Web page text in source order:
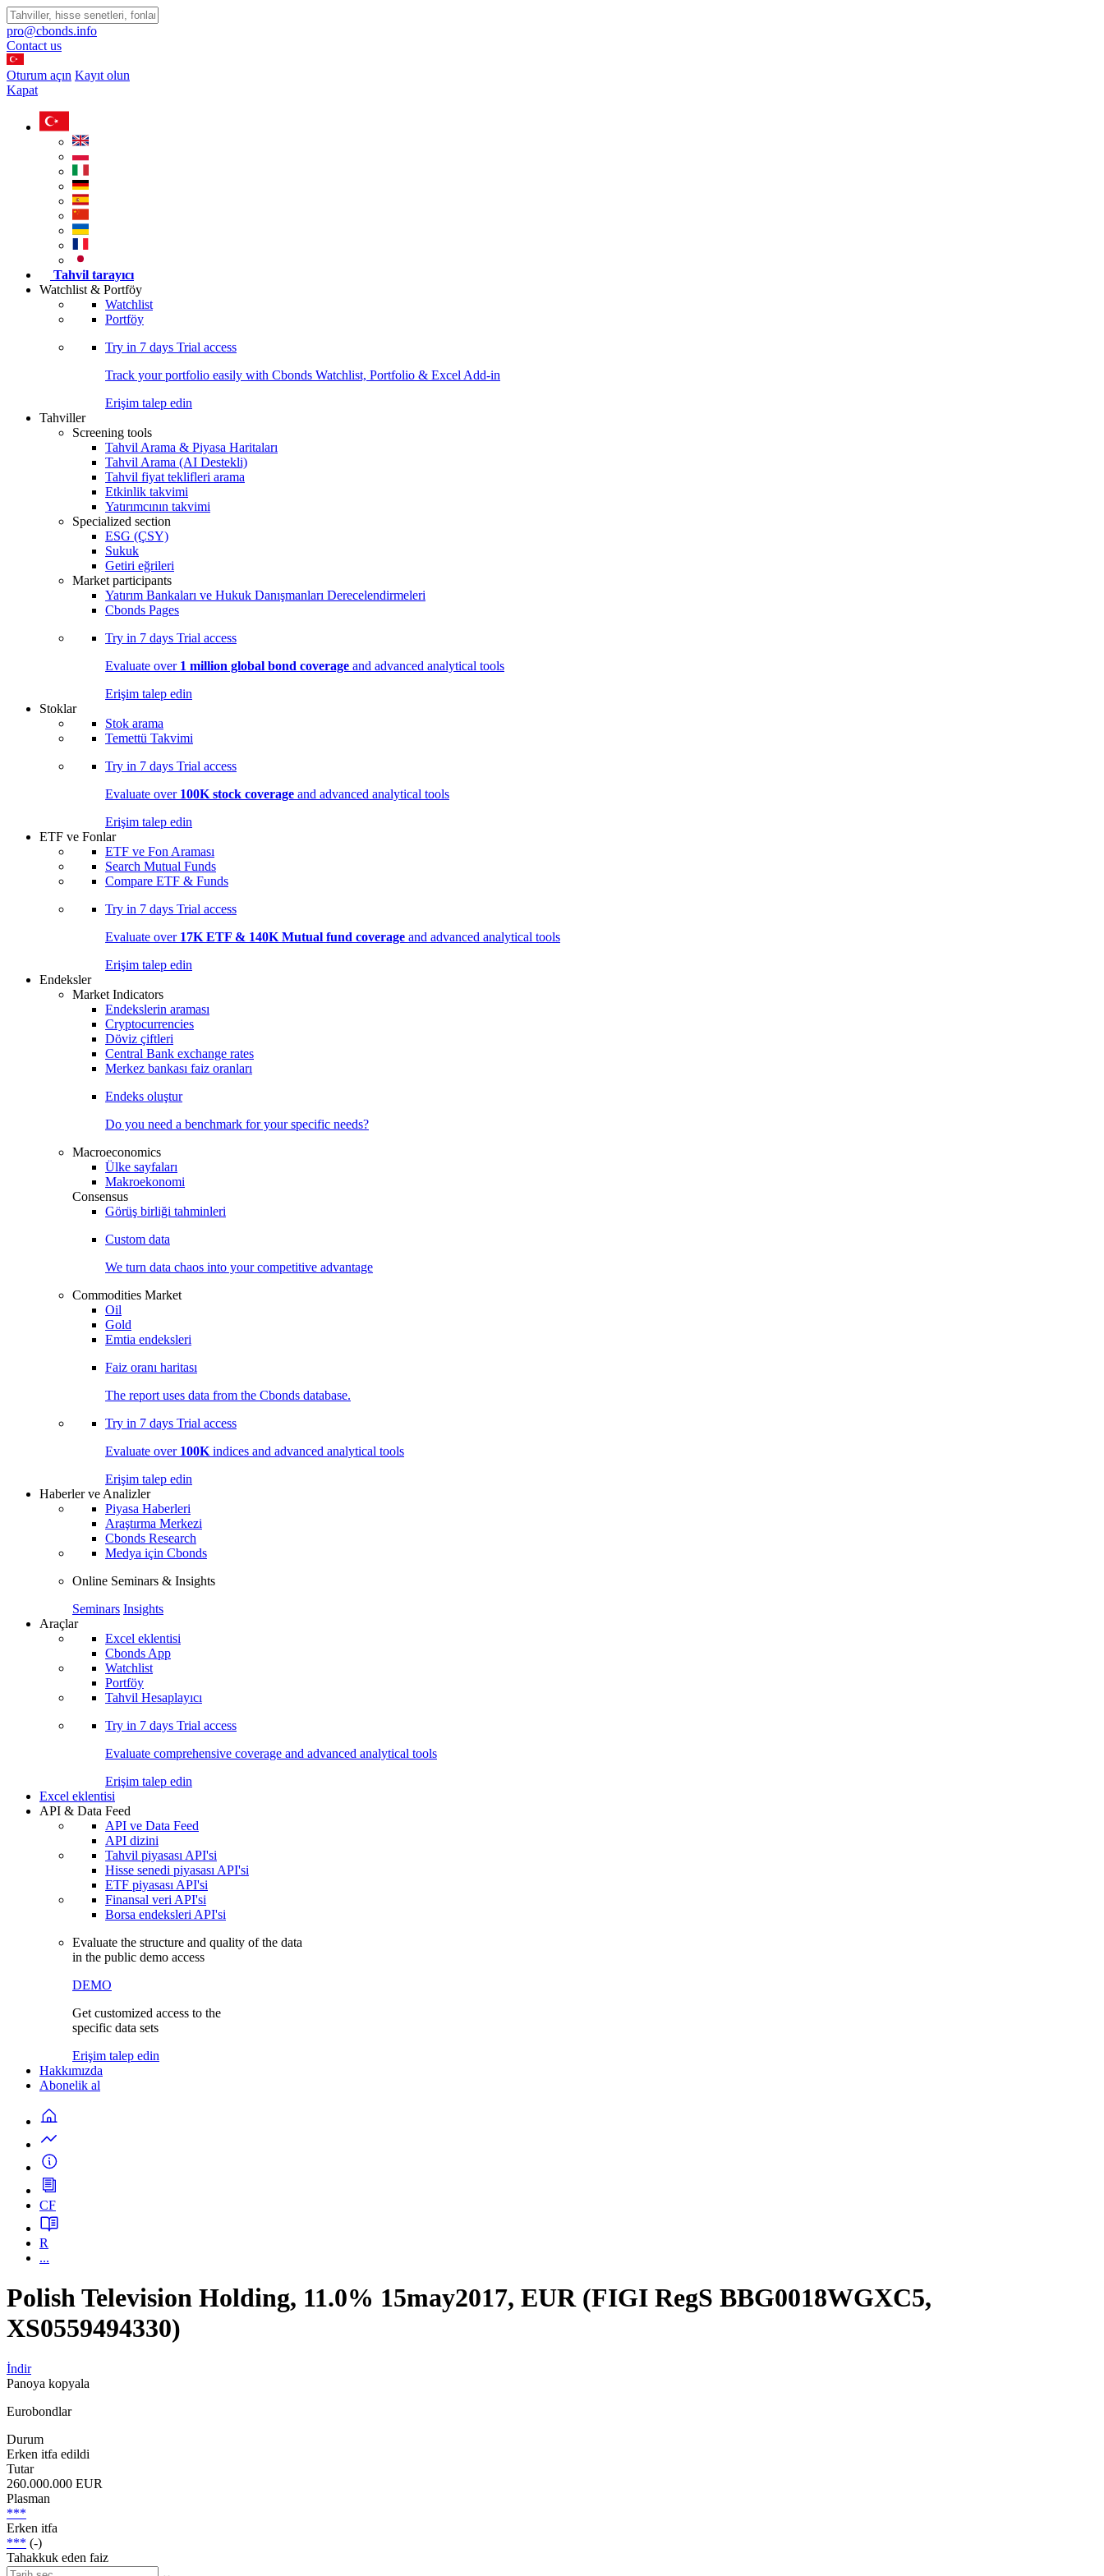
pro@cbonds.info
Contact us
Oturum açın Kayıt olun
Kapat
Tahvil tarayıcı
Watchlist & Portföy
Watchlist
Portföy
Try in 7 days Trial access
Track your portfolio easily with Cbonds Watchlist, Portfolio & Excel Add-in
Erişim talep edin
Tahviller
Screening tools
Tahvil Arama & Piyasa Haritaları
Tahvil Arama (AI Destekli)
Tahvil fiyat teklifleri arama
Etkinlik takvimi
Yatırımcının takvimi
Specialized section
ESG (ÇSY)
Sukuk
Getiri eğrileri
Market participants
Yatırım Bankaları ve Hukuk Danışmanları Derecelendirmeleri
Cbonds Pages
Try in 7 days Trial access
Evaluate over 1 million global bond coverage and advanced analytical tools
Erişim talep edin
Stoklar
Stok arama
Temettü Takvimi
Try in 7 days Trial access
Evaluate over 100K stock coverage and advanced analytical tools
Erişim talep edin
ETF ve Fonlar
ETF ve Fon Araması
Search Mutual Funds
Compare ETF & Funds
Try in 7 days Trial access
Evaluate over 17K ETF & 140K Mutual fund coverage and advanced analytical tools
Erişim talep edin
Endeksler
Market Indicators
Endekslerin araması
Cryptocurrencies
Döviz çiftleri
Central Bank exchange rates
Merkez bankası faiz oranları
Endeks oluştur
Do you need a benchmark for your specific needs?
Macroeconomics
Ülke sayfaları
Makroekonomi
Consensus
Görüş birliği tahminleri
Custom data
We turn data chaos into your competitive advantage
Commodities Market
Oil
Gold
Emtia endeksleri
Faiz oranı haritası
The report uses data from the Cbonds database.
Try in 7 days Trial access
Evaluate over 100K indices and advanced analytical tools
Erişim talep edin
Haberler ve Analizler
Piyasa Haberleri
Araştırma Merkezi
Cbonds Research
Medya için Cbonds
Online Seminars & Insights
Seminars Insights
Araçlar
Excel eklentisi
Cbonds App
Watchlist
Portföy
Tahvil Hesaplayıcı
Try in 7 days Trial access
Evaluate comprehensive coverage and advanced analytical tools
Erişim talep edin
Excel eklentisi
API & Data Feed
API ve Data Feed
API dizini
Tahvil piyasası API'si
Hisse senedi piyasası API'si
ETF piyasası API'si
Finansal veri API'si
Borsa endeksleri API'si
Evaluate the structure and quality of the data
in the public demo access
DEMO
Get customized access to the
specific data sets
Erişim talep edin
Hakkımızda
Abonelik al
CF
R
...
Polish Television Holding, 11.0% 15may2017, EUR (FIGI RegS BBG0018WGXC5,
XS0559494330)
İndir
Panoya kopyala
Eurobondlar
Durum
Erken itfa edildi
Tutar
260.000.000 EUR
Plasman
***
Erken itfa
*** (-)
Tahakkuk eden faiz